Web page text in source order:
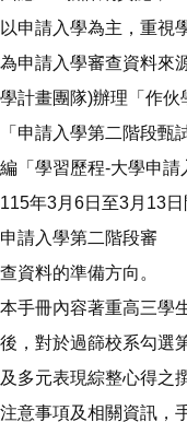
以申請入學為主，重視
為申請入學審查資料來
學計畫團隊)辦理「作
「申請入學第二階段
編「學習歷程-大學申
115年3月6日至3月13
申請入學第二階段審
查資料的準備方向。
本手冊內容著重高三學
後，對於過篩校系勾選
及多元表現綜整心得之
注意事項及相關資訊，